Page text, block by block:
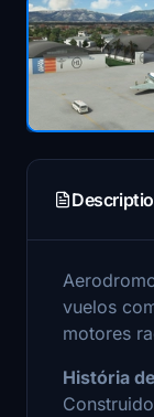
vuelos
motores
História